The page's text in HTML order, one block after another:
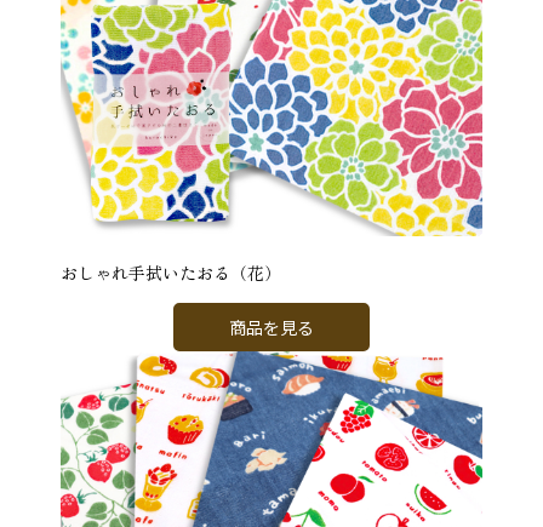
おしゃれ手拭いたおる（花）
商品を見る